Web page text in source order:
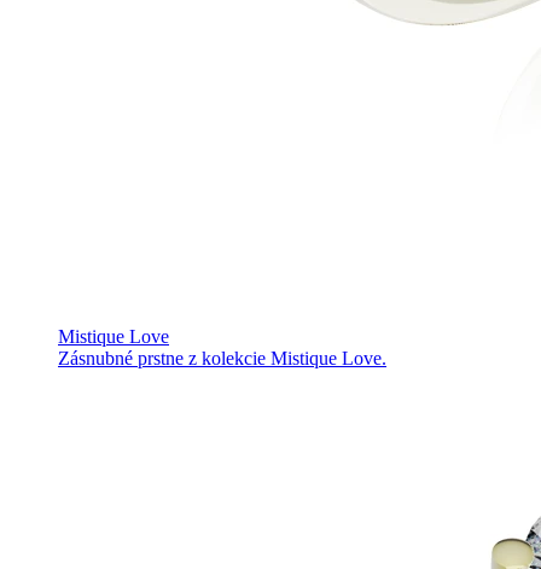
Mistique Love
Zásnubné prstne z kolekcie Mistique Love.